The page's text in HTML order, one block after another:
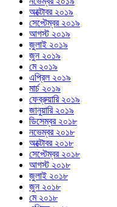
অক্টোবর ২০১৯
সেপ্টেম্বর ২০১৯
আগস্ট ২০১৯
জুলাই ২০১৯
জুন ২০১৯
মে ২০১৯
এপ্রিল ২০১৯
মার্চ ২০১৯
ফেব্রুয়ারি ২০১৯
জানুয়ারি ২০১৯
ডিসেম্বর ২০১৮
নভেম্বর ২০১৮
অক্টোবর ২০১৮
সেপ্টেম্বর ২০১৮
আগস্ট ২০১৮
জুলাই ২০১৮
জুন ২০১৮
মে ২০১৮